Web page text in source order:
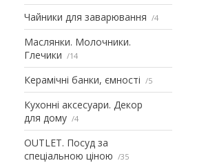
Чайники для заварювання 4
Маслянки. Молочники.
Глечики
14
Керамічні банки, ємності 5
Кухонні аксесуари. Декор
для дому
4
OUTLET. Посуд за
спеціальною ціною
35